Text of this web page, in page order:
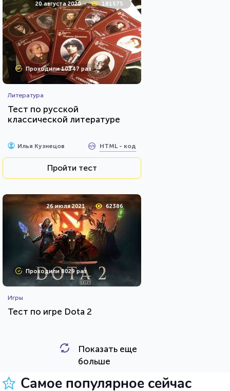
20 августа 2020 181575
Проходили 10347 раз
Литература
Тест по русской
классической литературе
Илья Кузнецов HTML - код
Пройти тест
26 июля 2021 62386
Проходили 8029 раз
Игры
Тест по игре Dota 2
HTML - код
Показать еще
больше
Самое популярное сейчас